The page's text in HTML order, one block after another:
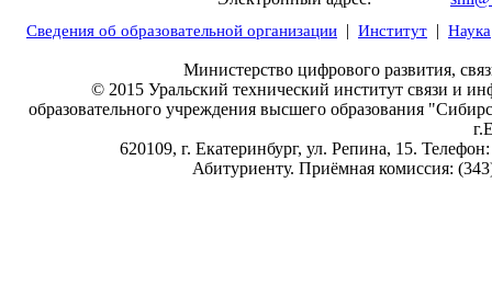
Сведения об образовательной организации | Институт | Наука
Министерство цифрового развития,
© 2015 Уральский технический институт связи и
образовательного учреждения высшего образования
620109, г. Екатеринбург, ул. Репина, 15.
Абитуриенту. Приёмная комиссия: